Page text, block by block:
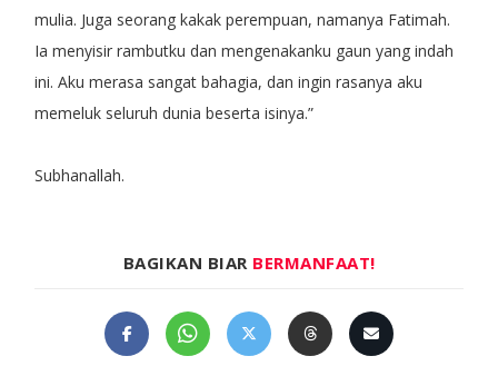
mulia. Juga seorang kakak perempuan, namanya Fatimah.
Ia menyisir rambutku dan mengenakanku gaun yang indah
ini. Aku merasa sangat bahagia, dan ingin rasanya aku
memeluk seluruh dunia beserta isinya.”
Subhanallah.
BAGIKAN BIAR BERMANFAAT!